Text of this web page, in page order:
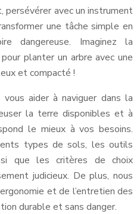
persévérer avec un instrument
une tâche simple en
dangereuse. Imaginez la
planter un arbre avec une
et compacté !
aider à naviguer dans la
la terre disponibles et à
le mieux à vos besoins.
types de sols, les outils
que les critères de choix
judicieux. De plus, nous
et de l’entretien des
durable et sans danger.